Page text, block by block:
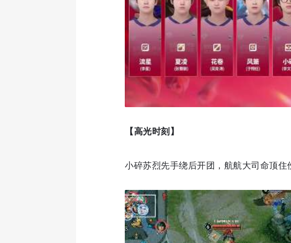
【高光时刻】
小碎苏烈先手绕后开团，航航大司命顶